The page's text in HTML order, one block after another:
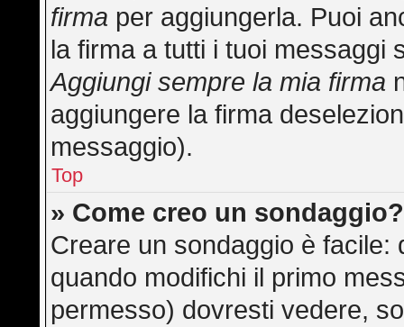
firma per aggiungerla. Puoi
la firma a tutti i tuoi messaggi
Aggiungi sempre la mia firma
aggiungere la firma
messaggio).
Top
» Come creo un sondaggio?
Creare un sondaggio è
quando modifichi il primo
permesso) dovresti vedere,